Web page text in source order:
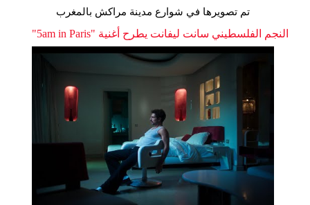
تم تصويرها في شوارع مدينة مراكش بالمغرب
النجم الفلسطيني سانت ليفانت يطرح أغنية "5am in Paris"